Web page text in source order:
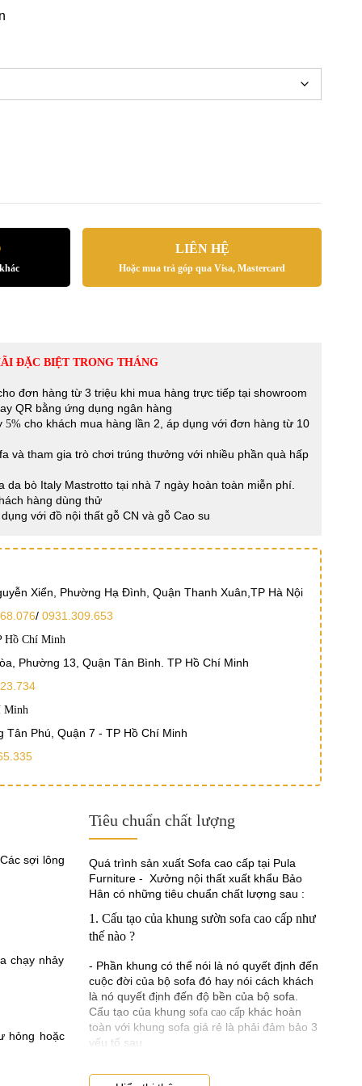
LIÊN HỆ
Hoặc mua trả góp qua Visa, Mastercard
ĐẶC BIỆT TRONG THÁNG
đơn hàng từ 3 triệu khi mua hàng trực tiếp tại showroom
QR bằng ứng dụng ngân hàng
5% cho khách mua hàng lần 2, áp dụng với đơn hàng từ 10
và tham gia trò chơi trúng thưởng với nhiều phần quà hấp
bò Italy Mastrotto tại nhà 7 ngày hoàn toàn miễn phí.
hàng dùng thử
với đồ nội thất gỗ CN và gỗ Cao su
Xiển, Phường Hạ Đình, Quận Thanh Xuân,TP Hà Nội
/ 0931.309.653
Hồ Chí Minh
Phường 13, Quận Tân Bình. TP Hồ Chí Minh
Minh
Tân Phú, Quận 7 - TP Hồ Chí Minh
sợi lông
chạy nhảy
hỏng hoặc
Tiêu chuẩn chất lượng
Quá trình sản xuất Sofa cao cấp tại Pula
Furniture - Xưởng nội thất xuất khẩu Bảo
Hân có những tiêu chuẩn chất lượng sau :
1. Cấu tạo của khung sườn sofa cao cấp như
thế nào ?
- Phần khung có thể nói là nó quyết định đến
cuộc đời của bộ sofa đó hay nói cách khách
là nó quyết định đến độ bền của bộ sofa.
Cấu tạo của khung sofa cao cấpkhác hoàn
toàn với khung sofa giá rẻ là phải đảm bảo 3
yếu tố sau.
kỹ lưỡng từ những loại gỗ tốt như gỗ sồi, gỗ